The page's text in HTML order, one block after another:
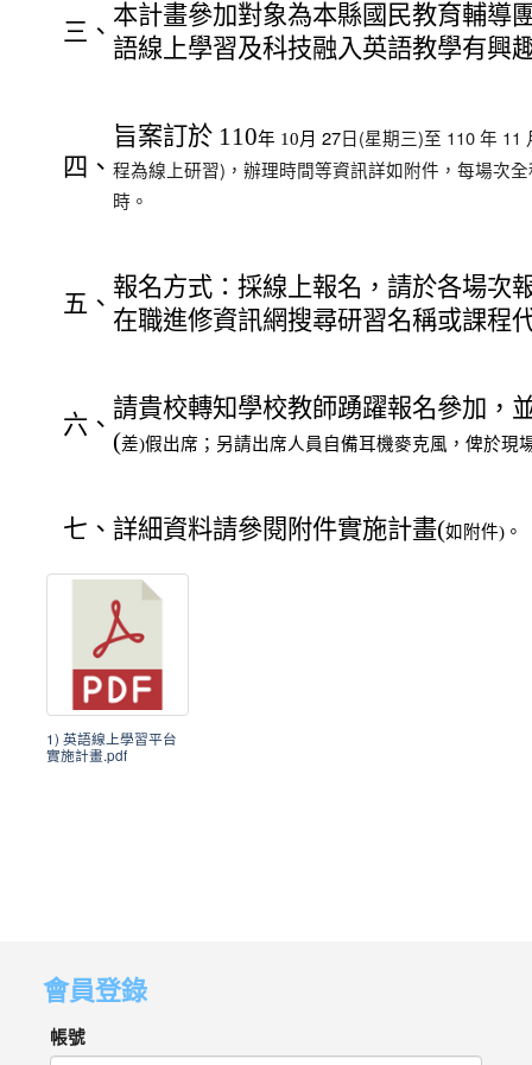
三、
本計畫參加對象為本縣國民教育輔導
語線上學習及科技融入英語教學有興
四、
旨案訂於 110年 10月 27日(星期三)至 110 年 11
程為線上研習)，辦理時間等資訊詳如附件，每場次
時。
五、
報名方式：採線上報名，請於各場次
在職進修資訊網搜尋研習名稱或課程
六、
請貴校轉知學校教師踴躍報名參加，
(差)假出席；另請出席人員自備耳機麥克風，俾於現
七、 詳細資料請參閱附件實施計畫(如附件) 。
1) 英語線上學習平台
實施計畫.pdf
會員登錄
帳號